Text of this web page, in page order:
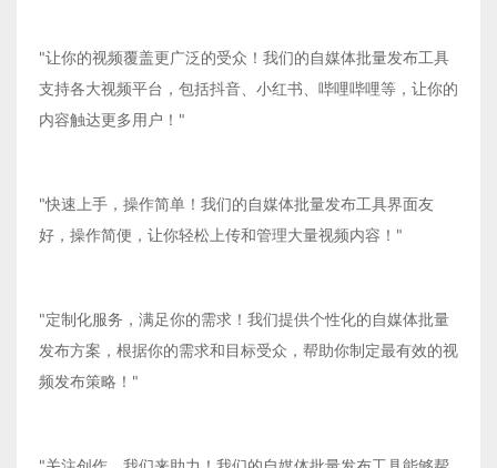
"让你的视频覆盖更广泛的受众！我们的自媒体批量发布工具
支持各大视频平台，包括抖音、小红书、哔哩哔哩等，让你的
内容触达更多用户！"
"快速上手，操作简单！我们的自媒体批量发布工具界面友
好，操作简便，让你轻松上传和管理大量视频内容！"
"定制化服务，满足你的需求！我们提供个性化的自媒体批量
发布方案，根据你的需求和目标受众，帮助你制定最有效的视
频发布策略！"